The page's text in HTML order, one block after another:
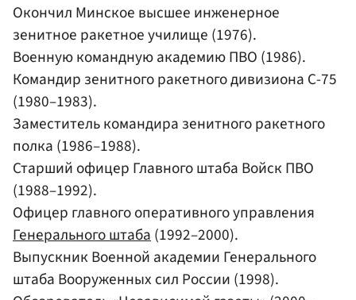
Окончил Минское высшее инженерное
зенитное ракетное училище (1976).
Военную командную академию ПВО (1986).
Командир зенитного ракетного дивизиона С-75
(1980–1983).
Заместитель командира зенитного ракетного
полка (1986–1988).
Старший офицер Главного штаба Войск ПВО
(1988–1992).
Офицер главного оперативного управления
Генерального штаба(1992–2000).
Выпускник Военной академии Генерального
штаба Вооруженных сил России (1998).